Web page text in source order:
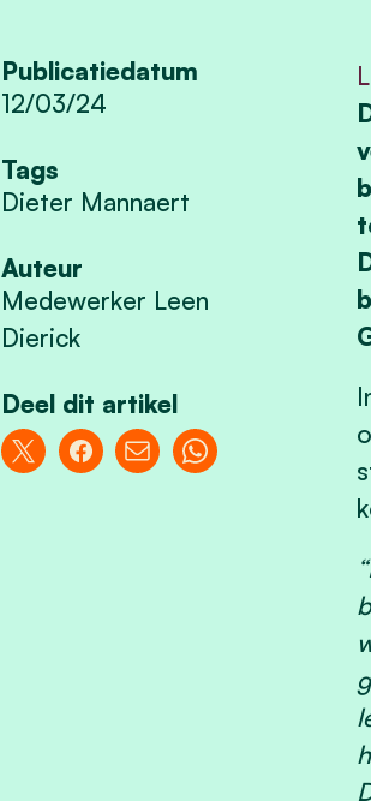
Publicatiedatum
12/03/24
Tags
Dieter Mannaert
Auteur
Medewerker Leen
Dierick
Deel dit artikel